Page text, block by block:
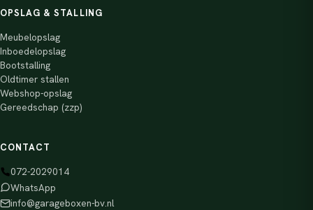
OPSLAG & STALLING
Meubelopslag
Inboedelopslag
Bootstalling
Oldtimer stallen
Webshop-opslag
Gereedschap (zzp)
CONTACT
072-2029014
WhatsApp
info@garageboxen-bv.nl